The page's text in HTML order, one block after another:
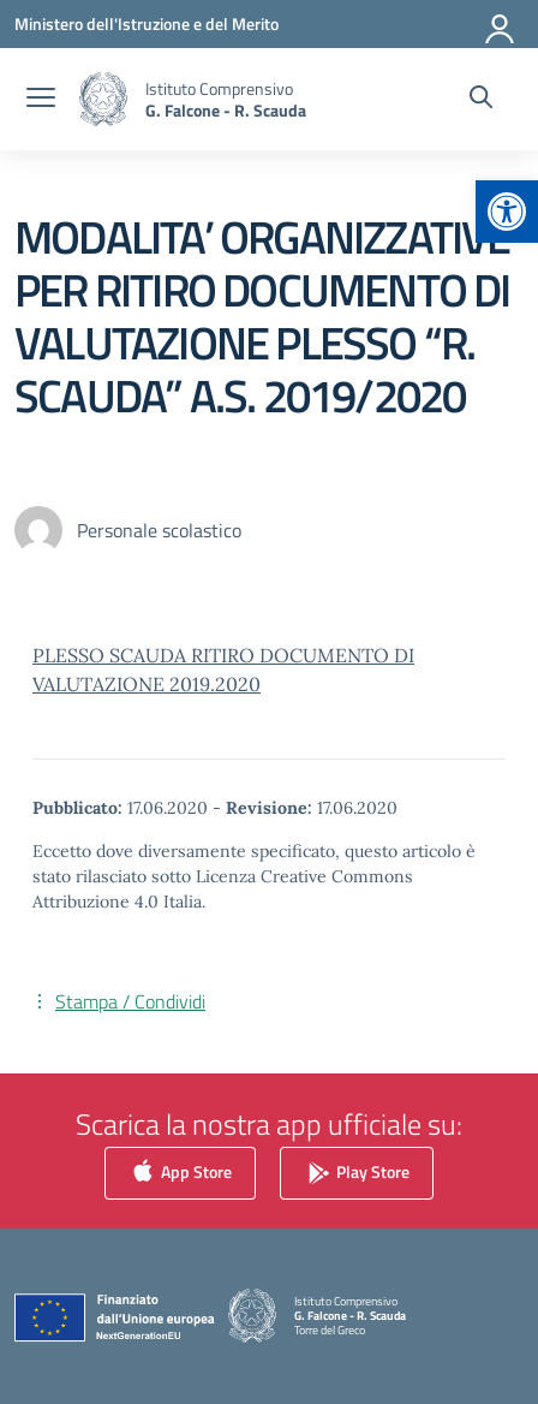
Vai ai contenuti
Vai al menu di navigazione
Vai al footer
Ministero dell'Istruzione e del Merito
Istituto Comprensivo
G. Falcone - R. Scauda
MODALITA’ ORGANIZZATIVE
PER RITIRO DOCUMENTO DI
VALUTAZIONE PLESSO “R.
SCAUDA” A.S. 2019/2020
Personale scolastico
PLESSO SCAUDA RITIRO DOCUMENTO DI
VALUTAZIONE 2019.2020
Pubblicato: 17.06.2020 - Revisione: 17.06.2020
Eccetto dove diversamente specificato, questo articolo è
stato rilasciato sotto Licenza Creative Commons
Attribuzione 4.0 Italia.
Stampa / Condividi
Scarica la nostra app ufficiale su:
App Store Play Store
Istituto Comprensivo
G. Falcone - R. Scauda
Torre del Greco